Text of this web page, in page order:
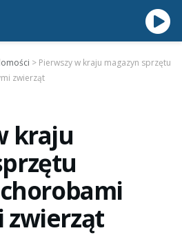
> Pierwszy w kraju magazyn sprzętu
zwierząt
kraju
zwierząt